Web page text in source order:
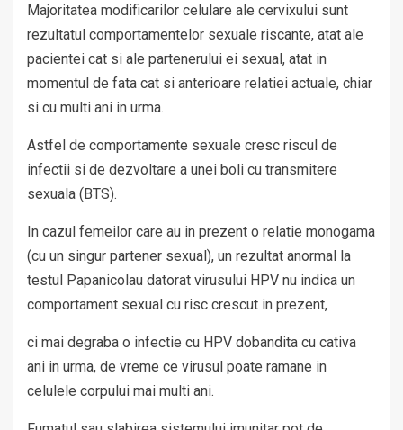
Majoritatea modificarilor celulare ale cervixului sunt
rezultatul comportamentelor sexuale riscante, atat ale
pacientei cat si ale partenerului ei sexual, atat in
momentul de fata cat si anterioare relatiei actuale, chiar
si cu multi ani in urma.
Astfel de comportamente sexuale cresc riscul de
infectii si de dezvoltare a unei boli cu transmitere
sexuala (BTS).
In cazul femeilor care au in prezent o relatie monogama
(cu un singur partener sexual), un rezultat anormal la
testul Papanicolau datorat virusului HPV nu indica un
comportament sexual cu risc crescut in prezent,
ci mai degraba o infectie cu HPV dobandita cu cativa
ani in urma, de vreme ce virusul poate ramane in
celulele corpului mai multi ani.